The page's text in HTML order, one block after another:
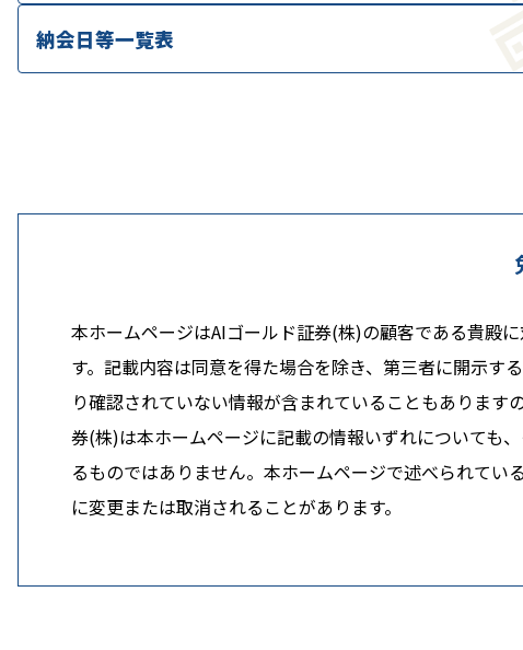
納会日等一覧表
本ホームページはAIゴールド証券(株)の顧客である貴殿
す。記載内容は同意を得た場合を除き、第三者に開示す
り確認されていない情報が含まれていることもありま
券(株)は本ホームページに記載の情報いずれについても
るものではありません。本ホームページで述べられて
に変更または取消されることがあります。